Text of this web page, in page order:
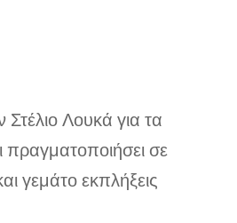
Στέλιο Λουκά για τα
πραγματοποιήσει σε
γεμάτο εκπλήξεις